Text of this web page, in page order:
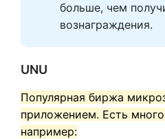
больше, чем
вознаграждения.
UNU
Популярная биржа
приложением. Есть
например: